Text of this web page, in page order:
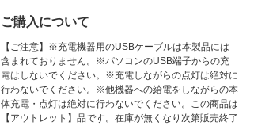
ご購入について
【ご注意】※充電機器用のUSBケーブルは本製品には
含まれておりません。※パソコンのUSB端子からの充
電はしないでください。※充電しながらの点灯は絶対に
行わないでください。※他機器への給電をしながらの本
体充電・点灯は絶対に行わないでください。この商品は
【アウトレット】品です。在庫が無くなり次第販売終了